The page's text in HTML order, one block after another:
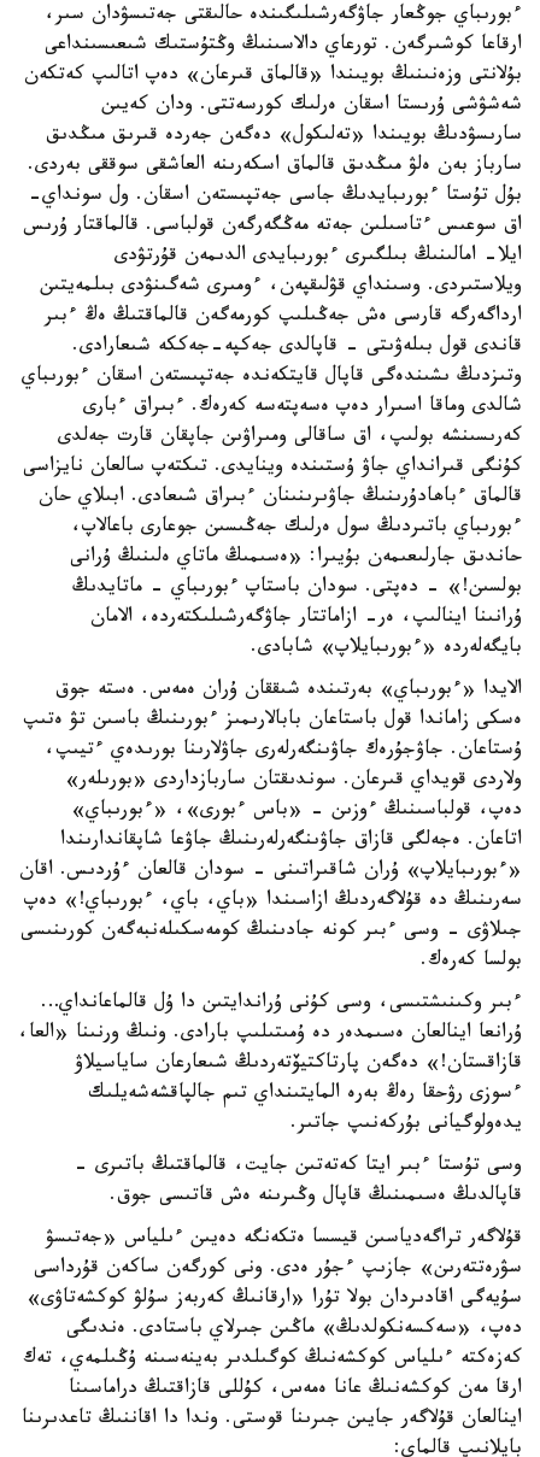
ءبورىباي جوڭعار جاۋگەرشىلىگىندە حالىقتى جەتىسۋدان سىر،
ارقاعا كوشىرگەن. تورعاي دالاسىنىڭ وڭتۇستىك شىعىسىنداعى
بۇلانتى وزەنىنىڭ بويىندا «قالماق قىرعان» دەپ اتالىپ كەتكەن
شەشۋشى ۇرىستا اسقان ەرلىك كورسەتتى. ودان كەيىن
سارىسۋدىڭ بويىندا «تەلىكول» دەگەن جەردە قىرىق مىڭدىق
سارباز بەن ەلۋ مىڭدىق قالماق اسكەرىنە العاشقى سوققى بەردى.
بۇل تۇستا ءبورىبايدىڭ جاسى جەتپىستەن اسقان. ول سونداي-
اق سوعىس ءتاسىلىن جەتە مەڭگەرگەن قولباسى. قالماقتار ۇرىس
ايلا- امالىنىڭ بىلگىرى ءبورىبايدى الدىمەن قۇرتۋدى
ويلاستىردى. وسىنداي قۋلىقپەن، ءومىرى شەگىنۋدى بىلمەيتىن
ارداگەرگە قارسى ەش جەڭىلىپ كورمەگەن قالماقتىڭ ەڭ ءبىر
قاندى قول بىلەۋىتى - قاپالدى جەكپە-جەككە شىعارادى.
وتىزدىڭ ىشىندەگى قاپال قايتكەندە جەتپىستەن اسقان ءبورىباي
شالدى وماقا اسىرار دەپ ەسەپتەسە كەرەك. ءبىراق ءبارى
كەرىسىنشە بولىپ، اق ساقالى ومىراۋىن جاپقان قارت جەلدى
كۇنگى قىرانداي جاۋ ۇستىندە وينايدى. تىكتەپ سالعان نايزاسى
قالماق ءباھادۇرىنىڭ جاۋىرىنىنان ءبىراق شىعادى. ابىلاي حان
ءبورىباي باتىردىڭ سول ەرلىك جەڭىسىن جوعارى باعالاپ،
حاندىق جارلىعىمەن بۇيىرا: «ەسىمىڭ ماتاي ەلىنىڭ ۇرانى
بولسىن!» - دەپتى. سودان باستاپ ءبورىباي - ماتايدىڭ
ۇرانىنا اينالىپ، ەر- ازاماتتار جاۋگەرشىلىكتەردە، الامان
بايگەلەردە «ءبورىبايلاپ» شابادى.
الايدا «ءبورىباي» بەرتىندە شىققان ۇران ەمەس. ەستە جوق
ەسكى زاماندا قول باستاعان بابالارىمىز ءبورىنىڭ باسىن تۋ ەتىپ
ۇستاعان. جاۋجۇرەك جاۋىنگەرلەرى جاۋلارىنا بورىدەي ءتيىپ،
ولاردى قويداي قىرعان. سوندىقتان ساربازداردى «بورىلەر»
دەپ، قولباسىنىڭ ءوزىن - «باس ءبورى»، «ءبورىباي»
اتاعان. ەجەلگى قازاق جاۋىنگەرلەرىنىڭ جاۋعا شاپقاندارىندا
«ءبورىبايلاپ» ۇران شاقىراتىنى - سودان قالعان ءۇردىس. اقان
سەرىنىڭ دە قۇلاگەردىڭ ازاسىندا «باي، باي، ءبورىباي!» دەپ
جىلاۋى - وسى ءبىر كونە جادىنىڭ كومەسكىلەنبەگەن كورىنىسى
بولسا كەرەك.
ءبىر وكىنىشتىسى، وسى كۇنى ۇراندايتىن دا ۇل قالماعانداي…
ۇرانعا اينالعان ەسىمدەر دە ۇمىتىلىپ بارادى. ونىڭ ورنىنا «العا،
قازاقستان!» دەگەن پارتاكتيۆتەردىڭ شىعارعان ساياسيلاۋ
ءسوزى رۋحقا رەڭ بەرە المايتىنداي تىم جالپاقشەشەيلىك
يدەولوگيانى بۇركەنىپ جاتىر.
وسى تۇستا ءبىر ايتا كەتەتىن جايت، قالماقتىڭ باتىرى -
قاپالدىڭ ەسىمىنىڭ قاپال وڭىرىنە ەش قاتىسى جوق.
قۇلاگەر تراگەدياسىن قيسسا ەتكەنگە دەيىن ءىلياس «جەتىسۋ
سۋرەتتەرىن» جازىپ ءجۇر ەدى. ونى كورگەن ساكەن قۇرداسى
سۇيەگى اقادىردان بولا تۇرا «ارقانىڭ كەربەز سۇلۋ كوكشەتاۋى»
دەپ، «سەكسەنكولدىڭ» ماڭىن جىرلاي باستادى. ەندىگى
كەزەكتە ءىلياس كوكشەنىڭ كوگىلدىر بەينەسىنە ۇڭىلمەي، تەك
ارقا مەن كوكشەنىڭ عانا ەمەس، كۇللى قازاقتىڭ دراماسىنا
اينالعان قۇلاگەر جايىن جىرىنا قوستى. وندا دا اقاننىڭ تاعدىرىنا
بايلانىپ قالماي: